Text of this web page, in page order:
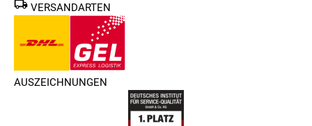
VERSANDARTEN
AUSZEICHNUNGEN